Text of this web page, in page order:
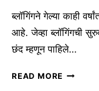
ब्लॉगिंगने गेल्या काही
आहे. जेव्हा ब्लॉगिंगची
छंद म्हणून पाहिले…
READ MORE ब्लॉ